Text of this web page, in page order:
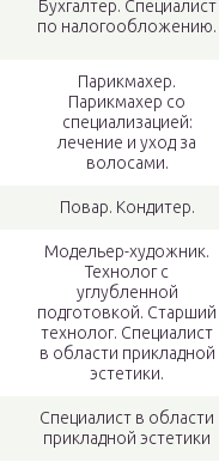
Бухгалтер. Специалист
по налогообложению.
Парикмахер.
Парикмахер со
специализацией:
лечение и уход за
волосами.
Повар. Кондитер.
Модельер-художник.
Технолог с
углубленной
подготовкой. Старший
технолог. Специалист
в области прикладной
эстетики.
Специалист в области
прикладной эстетики